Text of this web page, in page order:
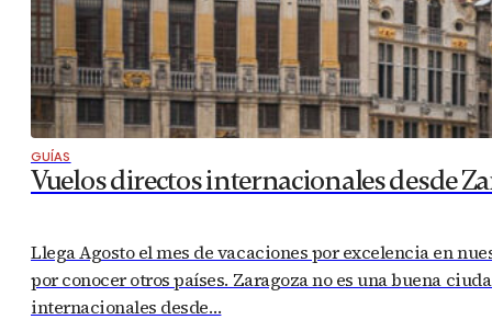
GUÍAS
Vuelos directos internacionales desde
Llega Agosto el mes de vacaciones por excelencia en
por conocer otros países. Zaragoza no es una buena
internacionales desde…